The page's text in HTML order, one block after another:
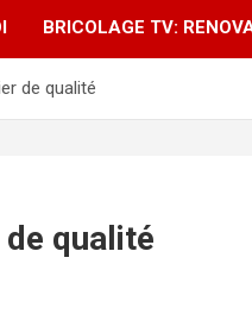
BRICOLAGE TV:
de qualité
qualité